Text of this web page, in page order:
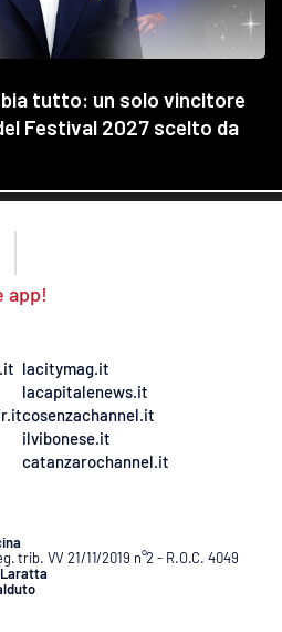
app!
lacitymag.it
lacapitalenews.it
cosenzachannel.it
ilvibonese.it
catanzarochannel.it
trib. VV 21/11/2019 n°2 - R.O.C. 4049